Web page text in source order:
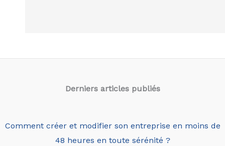
Derniers articles publiés
Comment créer et modifier son entreprise en moins de
48 heures en toute sérénité ?